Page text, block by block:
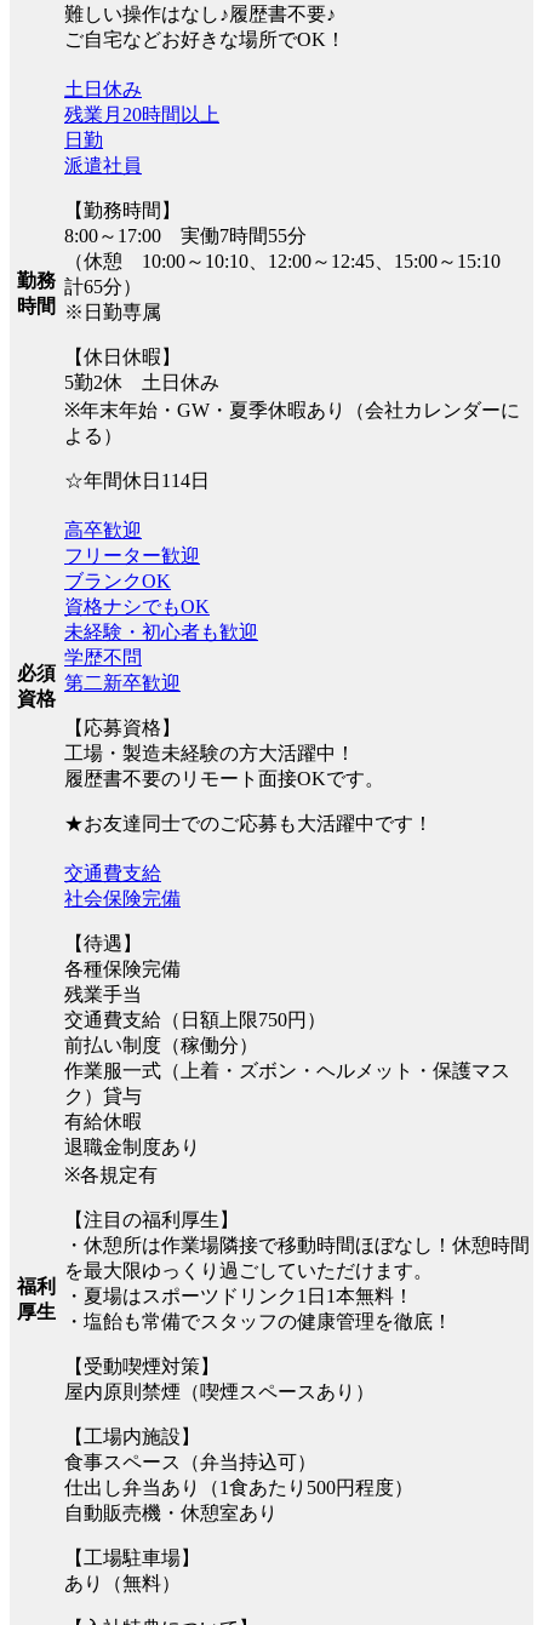
難しい操作はなし♪履歴書不要♪
ご自宅などお好きな場所でOK！
勤務
時間
土日休み
残業月20時間以上
日勤
派遣社員
【勤務時間】
8:00～17:00 実働7時間55分
（休憩 10:00～10:10、12:00～12:45、15:00～15:10
計65分）
※日勤専属
【休日休暇】
5勤2休 土日休み
※年末年始・GW・夏季休暇あり（会社カレンダーに
よる）
☆年間休日114日
必須
資格
高卒歓迎
フリーター歓迎
ブランクOK
資格ナシでもOK
未経験・初心者も歓迎
学歴不問
第二新卒歓迎
【応募資格】
工場・製造未経験の方大活躍中！
履歴書不要のリモート面接OKです。
★お友達同士でのご応募も大活躍中です！
福利
厚生
交通費支給
社会保険完備
【待遇】
各種保険完備
残業手当
交通費支給（日額上限750円）
前払い制度（稼働分）
作業服一式（上着・ズボン・ヘルメット・保護マス
ク）貸与
有給休暇
退職金制度あり
※各規定有
【注目の福利厚生】
・休憩所は作業場隣接で移動時間ほぼなし！休憩時間
を最大限ゆっくり過ごしていただけます。
・夏場はスポーツドリンク1日1本無料！
・塩飴も常備でスタッフの健康管理を徹底！
【受動喫煙対策】
屋内原則禁煙（喫煙スペースあり）
【工場内施設】
食事スペース（弁当持込可）
仕出し弁当あり（1食あたり500円程度）
自動販売機・休憩室あり
【工場駐車場】
あり（無料）